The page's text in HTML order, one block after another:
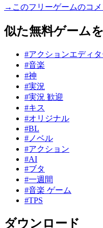
→このフリーゲームのコ
似た無料ゲーム
#アクションエディタ
#音楽
#神
#実況
#実況 歓迎
#キス
#オリジナル
#BL
#ノベル
#アクション
#AI
#ブタ
#一週間
#音楽 ゲーム
#TPS
ダウンロード